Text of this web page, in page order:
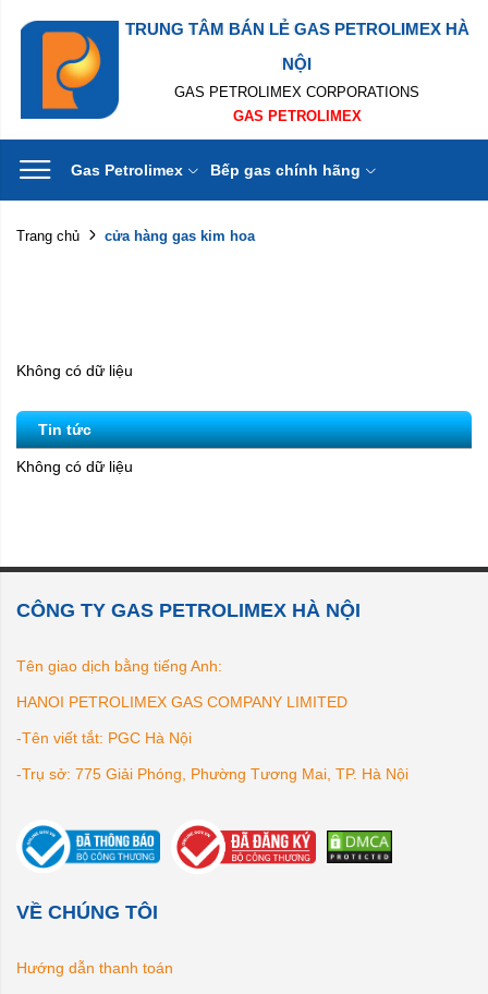
TRUNG TÂM BÁN LẺ GAS PETROLIMEX HÀ
NỘI
GAS PETROLIMEX CORPORATIONS
GAS PETROLIMEX
Gas Petrolimex Bếp gas chính hãng
Trang chủ cửa hàng gas kim hoa
Không có dữ liệu
Tin tức
Không có dữ liệu
CÔNG TY GAS PETROLIMEX HÀ NỘI
Tên giao dịch bằng tiếng Anh:
HANOI PETROLIMEX GAS COMPANY LIMITED
-Tên viết tắt: PGC Hà Nội
-Trụ sở: 775 Giải Phóng, Phường Tương Mai, TP. Hà Nội
VỀ CHÚNG TÔI
Hướng dẫn thanh toán